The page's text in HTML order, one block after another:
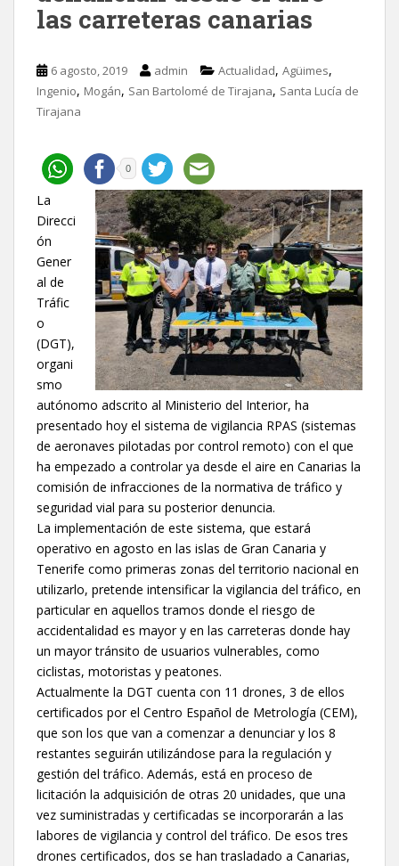
las carreteras canarias
6 agosto, 2019 admin Actualidad, Agüimes,
Ingenio, Mogán, San Bartolomé de Tirajana, Santa Lucía de
Tirajana
0
La
Direcci
ón
Gener
al de
Tráfic
o
(DGT),
organi
smo
autónomo adscrito al Ministerio del Interior, ha
presentado hoy el sistema de vigilancia RPAS (sistemas
de aeronaves pilotadas por control remoto) con el que
ha empezado a controlar ya desde el aire en Canarias la
comisión de infracciones de la normativa de tráfico y
seguridad vial para su posterior denuncia.
La implementación de este sistema, que estará
operativo en agosto en las islas de Gran Canaria y
Tenerife como primeras zonas del territorio nacional en
utilizarlo, pretende intensificar la vigilancia del tráfico, en
particular en aquellos tramos donde el riesgo de
accidentalidad es mayor y en las carreteras donde hay
un mayor tránsito de usuarios vulnerables, como
ciclistas, motoristas y peatones.
Actualmente la DGT cuenta con 11 drones, 3 de ellos
certificados por el Centro Español de Metrología (CEM),
que son los que van a comenzar a denunciar y los 8
restantes seguirán utilizándose para la regulación y
gestión del tráfico. Además, está en proceso de
licitación la adquisición de otras 20 unidades, que una
vez suministradas y certificadas se incorporarán a las
labores de vigilancia y control del tráfico. De esos tres
drones certificados, dos se han trasladado a Canarias,